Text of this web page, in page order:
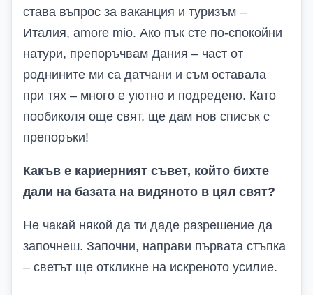
става въпрос за ваканция и туризъм –
Италия, amore mio. Ако пък сте по-спокойни
натури, препоръчвам Дания – част от
роднините ми са датчани и съм оставала
при тях – много е уютно и подредено. Като
пообиколя още свят, ще дам нов списък с
препоръки!
Какъв е кариерният съвет, който бихте
дали на базата на видяното в цял свят?
Не чакай някой да ти даде разрешение да
започнеш. Започни, направи първата стъпка
– светът ще откликне на искреното усилие.